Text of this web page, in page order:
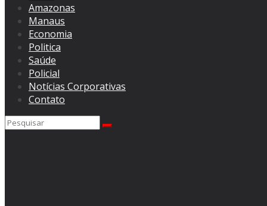
Amazonas
Manaus
Economia
Politica
Saúde
Policial
Notícias Corporativas
Contato